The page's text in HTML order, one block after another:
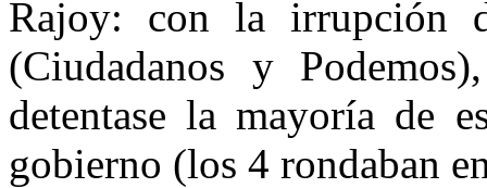
Rajoy: con la irrupción
(Ciudadanos y
detentase la mayoría de
gobierno (los 4 rondaban